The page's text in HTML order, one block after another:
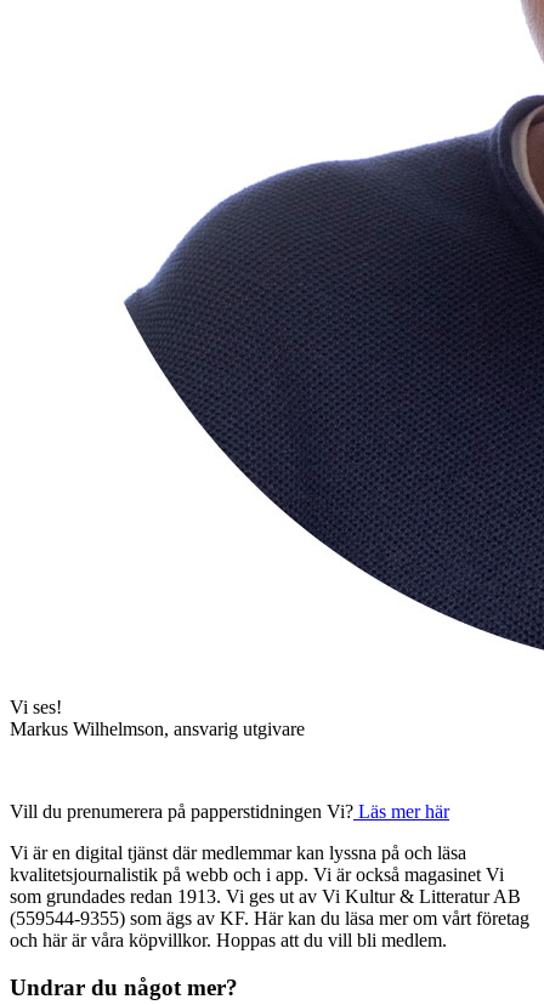
Vi ses!
Markus Wilhelmson, ansvarig utgivare
Vill du prenumerera på papperstidningen Vi? Läs mer här
Vi är en digital tjänst där medlemmar kan lyssna på och läsa
kvalitetsjournalistik på webb och i app. Vi är också magasinet Vi
som grundades redan 1913. Vi ges ut av Vi Kultur & Litteratur AB
(559544-9355) som ägs av KF. Här kan du läsa mer om vårt företag
och här är våra köpvillkor. Hoppas att du vill bli medlem.
Undrar du något mer?